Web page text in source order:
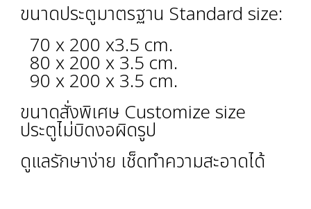
ขนาดประตูมาตรฐาน Standard size:
70 x 200 x3.5 cm.
80 x 200 x 3.5 cm.
90 x 200 x 3.5 cm.
ขนาดสั่งพิเศษ Customize size
ประตูไม่บิดงอผิดรูป
ดูแลรักษาง่าย เช็ดทำความสะอาดได้